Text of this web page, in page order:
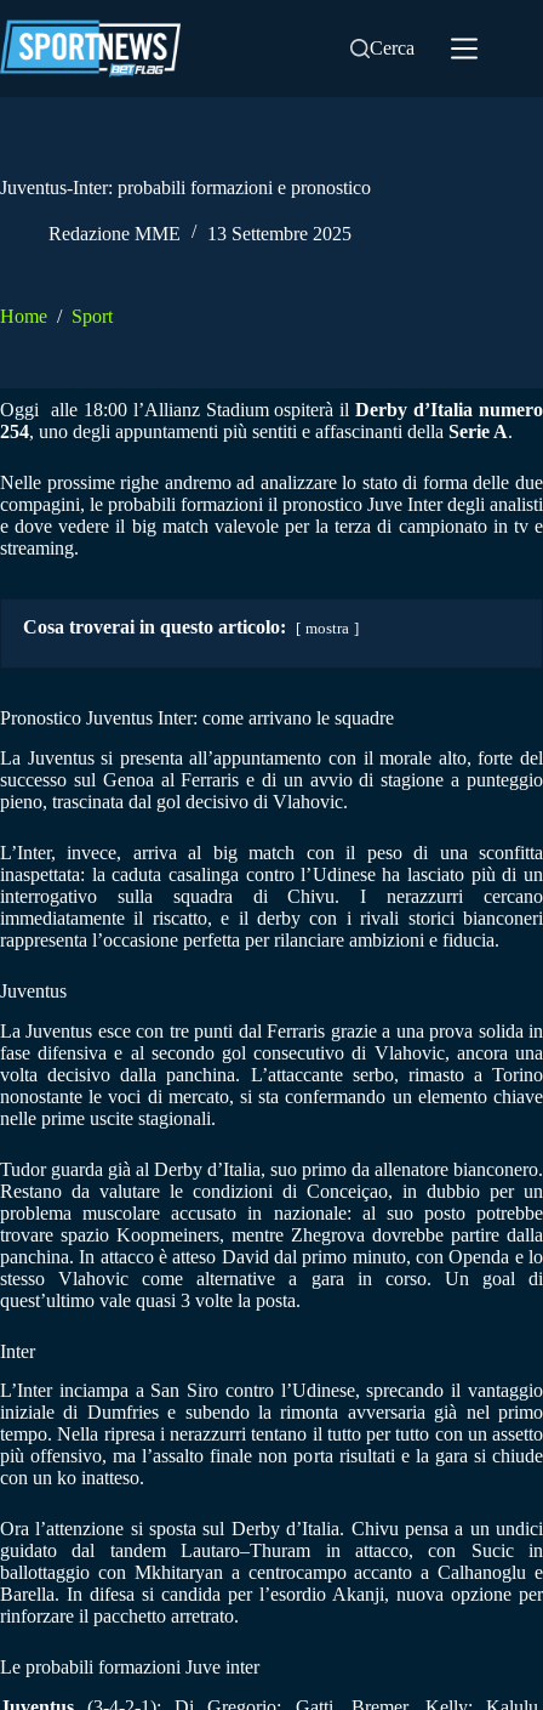
al
contenuto
Cerca
Juventus-Inter: probabili formazioni e pronostico
Redazione MME 13 Settembre 2025
Home / Sport
Oggi alle 18:00 l’Allianz Stadium ospiterà ilDerby d’Italia numero
254, uno degli appuntamenti più sentiti e affascinanti della Serie A.
Nelle prossime righe andremo ad analizzare lo stato di forma delle due
compagini, le probabili formazioni il pronostico Juve Inter degli analisti
e dove vedere il big match valevole per la terza di campionato in tv e
streaming.
Cosa troverai in questo articolo: mostra
Pronostico Juventus Inter: come arrivano le squadre
La Juventus si presenta all’appuntamento con il morale alto, forte del
successo sul Genoa al Ferraris e di un avvio di stagione a punteggio
pieno, trascinata dal gol decisivo di Vlahovic.
L’Inter, invece, arriva al big match con il peso di una sconfitta
inaspettata: la caduta casalinga contro l’Udinese ha lasciato più di un
interrogativo sulla squadra di Chivu. I nerazzurri cercano
immediatamente il riscatto, e il derby con i rivali storici bianconeri
rappresenta l’occasione perfetta per rilanciare ambizioni e fiducia.
Juventus
La Juventus esce con tre punti dal Ferraris grazie a una prova solida in
fase difensiva e al secondo gol consecutivo di Vlahovic, ancora una
volta decisivo dalla panchina. L’attaccante serbo, rimasto a Torino
nonostante le voci di mercato, si sta confermando un elemento chiave
nelle prime uscite stagionali.
Tudor guarda già al Derby d’Italia, suo primo da allenatore bianconero.
Restano da valutare le condizioni di Conceiçao, in dubbio per un
problema muscolare accusato in nazionale: al suo posto potrebbe
trovare spazio Koopmeiners, mentre Zhegrova dovrebbe partire dalla
panchina. In attacco è atteso David dal primo minuto, con Openda e lo
stesso Vlahovic come alternative a gara in corso. Un goal di
quest’ultimo vale quasi 3 volte la posta.
Inter
L’Inter inciampa a San Siro contro l’Udinese, sprecando il vantaggio
iniziale di Dumfries e subendo la rimonta avversaria già nel primo
tempo. Nella ripresa i nerazzurri tentano il tutto per tutto con un assetto
più offensivo, ma l’assalto finale non porta risultati e la gara si chiude
con un ko inatteso.
Ora l’attenzione si sposta sul Derby d’Italia. Chivu pensa a un undici
guidato dal tandem Lautaro–Thuram in attacco, con Sucic in
ballottaggio con Mkhitaryan a centrocampo accanto a Calhanoglu e
Barella. In difesa si candida per l’esordio Akanji, nuova opzione per
rinforzare il pacchetto arretrato.
Le probabili formazioni Juve inter